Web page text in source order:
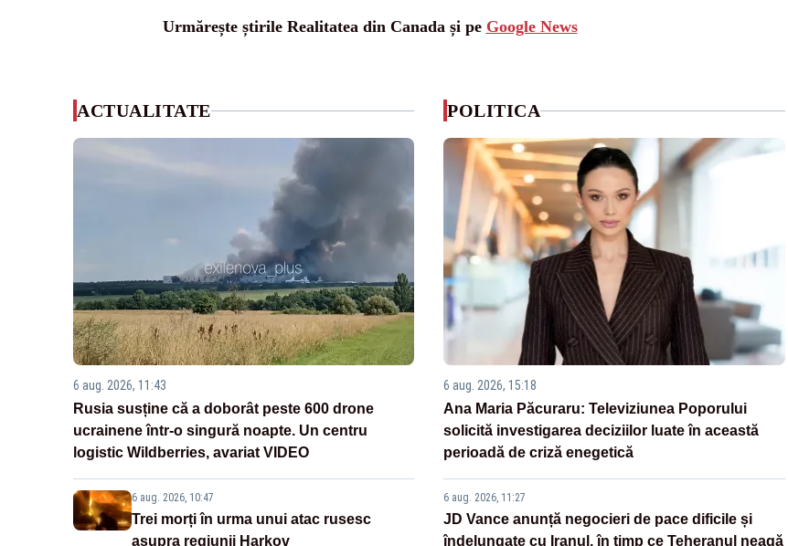
Urmărește știrile Realitatea din Canada și pe Google News
ACTUALITATE
6 aug. 2026, 11:43
Rusia susține că a doborât peste 600 drone
ucrainene într-o singură noapte. Un centru
logistic Wildberries, avariat VIDEO
6 aug. 2026, 10:47
Trei morți în urma unui atac rusesc
asupra regiunii Harkov
POLITICA
6 aug. 2026, 15:18
Ana Maria Păcuraru: Televiziunea Poporului
solicită investigarea deciziilor luate în această
perioadă de criză enegetică
6 aug. 2026, 11:27
JD Vance anunță negocieri de pace dificile și
îndelungate cu Iranul, în timp ce Teheranul neagă